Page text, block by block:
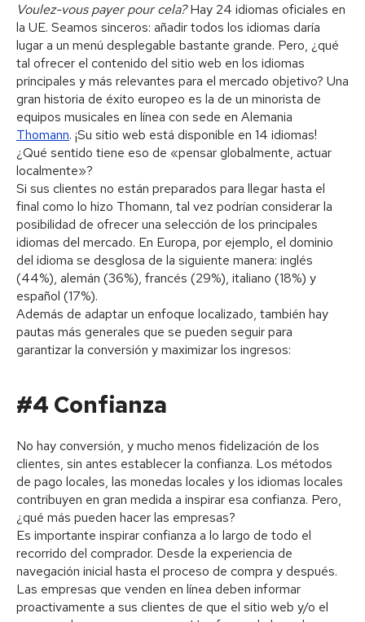
Voulez-vous payer pour cela?Hay 24 idiomas oficiales en
la UE. Seamos sinceros: añadir todos los idiomas daría
lugar a un menú desplegable bastante grande. Pero, ¿qué
tal ofrecer el contenido del sitio web en los idiomas
principales y más relevantes para el mercado objetivo? Una
gran historia de éxito europeo es la de un minorista de
equipos musicales en línea con sede en Alemania
Thomann. ¡Su sitio web está disponible en 14 idiomas!
¿Qué sentido tiene eso de «pensar globalmente, actuar
localmente»?
Si sus clientes no están preparados para llegar hasta el
final como lo hizo Thomann, tal vez podrían considerar la
posibilidad de ofrecer una selección de los principales
idiomas del mercado. En Europa, por ejemplo, el dominio
del idioma se desglosa de la siguiente manera: inglés
(44%), alemán (36%), francés (29%), italiano (18%) y
español (17%).
Además de adaptar un enfoque localizado, también hay
pautas más generales que se pueden seguir para
garantizar la conversión y maximizar los ingresos:
#4 Confianza
No hay conversión, y mucho menos fidelización de los
clientes, sin antes establecer la confianza. Los métodos
de pago locales, las monedas locales y los idiomas locales
contribuyen en gran medida a inspirar esa confianza. Pero,
¿qué más pueden hacer las empresas?
Es importante inspirar confianza a lo largo de todo el
recorrido del comprador. Desde la experiencia de
navegación inicial hasta el proceso de compra y después.
Las empresas que venden en línea deben informar
proactivamente a sus clientes de que el sitio web y/o el